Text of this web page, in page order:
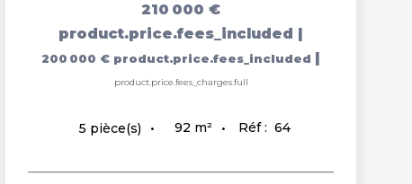
210 000 €
product.price.fees_included |
200 000 € product.price.fees_included |
product.price.fees_charges.full
5 pièce(s) 92 m² Réf : 64